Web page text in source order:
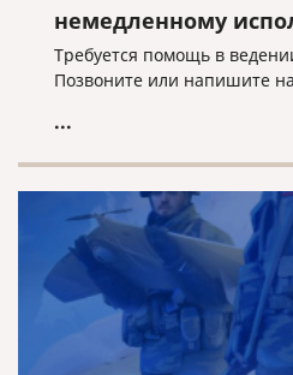
немедленному
Требуется помощь в
Позвоните или напишите
...